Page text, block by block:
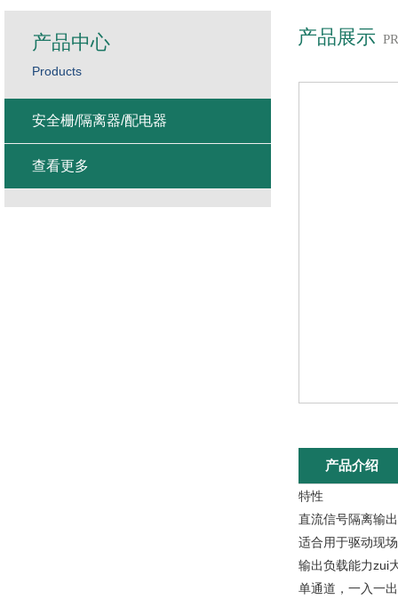
产品展示
产品介绍
特性
直流信号隔离输
适合用于驱动现
输出负载能力zui
单通道，一入一
产品中心
Products
安全栅/隔离器/配电器
查看更多